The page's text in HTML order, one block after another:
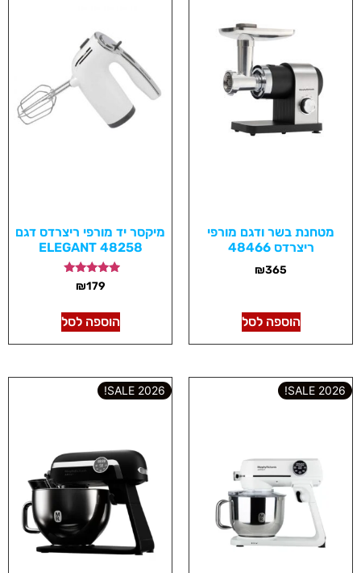
מטחנת בשר ודגם מורפי
ריצרדס 48466
₪365
הוספה לסל
מיקסר יד מורפי ריצרדס דגם
48258 ELEGANT
דורג
5.00
₪179
הוספה לסל
2026 SALE!
2026 SALE!